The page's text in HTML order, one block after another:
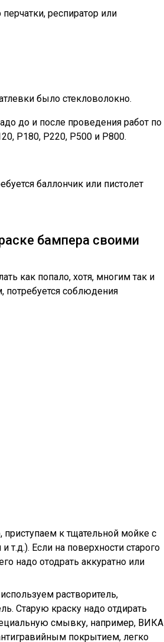
респиратор или
было стекловолокно.
до и после проведения работ по
Р180, Р220, Р500 и Р800.
баллончик или пистолет
бампера своими
как попало, хотя, многим так и
потребуется соблюдения
к тщательной мойке с
т.д.). Если на поверхности старого
надо отодрать аккуратно или
растворитель,
Старую краску надо отдирать
смывку, например, ВИКА
покрытием, легко